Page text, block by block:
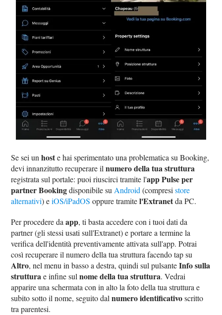
Se sei unhoste hai sperimentato una problematica su Booking,
devi innanzitutto recuperare ilnumero della tua struttura
registrata sul portale: puoi riuscirci tramite l'app Pulse per
partner Bookingdisponibile su Android (compresistore
alternativi) eiOS/iPadOS oppure tramitel'Extranetda PC.
Per procedere daapp, ti basta accedere con i tuoi dati da
partner (gli stessi usati sull'Extranet) e portare a termine la
verifica dell'identità preventivamente attivata sull'app. Potrai
così recuperare il numero della tua struttura facendo tap su
Altro, nel menu in basso a destra, quindi sul pulsanteInfo sulla
strutturae infine sulnome della tua struttura. Vedrai
apparire una schermata con in alto la foto della tua struttura e
subito sotto il nome, seguito dalnumero identificativoscritto
tra parentesi.